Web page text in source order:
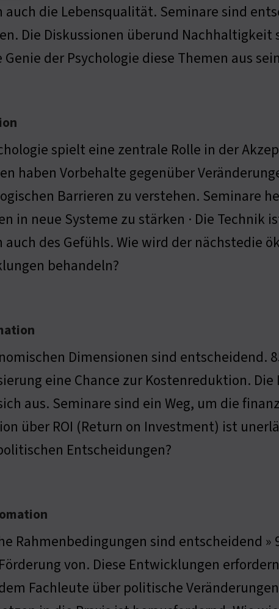
auch die Lebensqualität. Seminare sind
Die Diskussionen überund
Genie der Psychologie diese Themen aus
spielt eine zentrale Rolle in der
haben Vorbehalte gegenüber
Barrieren zu verstehen. Seminare
in neue Systeme zu stärken · Die Technik
auch des Gefühls. Wie wird der nächstedie
behandeln?
Dimensionen sind entscheidend.
eine Chance zur Kostenreduktion.
aus. Seminare sind ein Weg, um die
über ROI (Return on Investment) ist
Entscheidungen?
Rahmenbedingungen sind entscheidend
von. Diese Entwicklungen
Fachleute über politische